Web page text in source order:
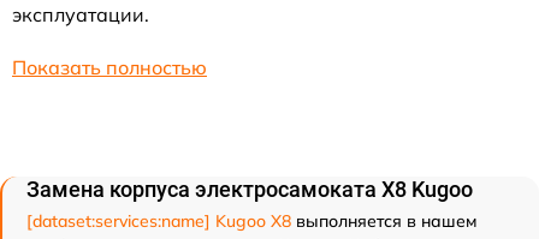
эксплуатации.
Показать полностью
Замена корпуса электросамоката X8 Kugoo
[dataset:services:name] Kugoo X8 выполняется в нашем